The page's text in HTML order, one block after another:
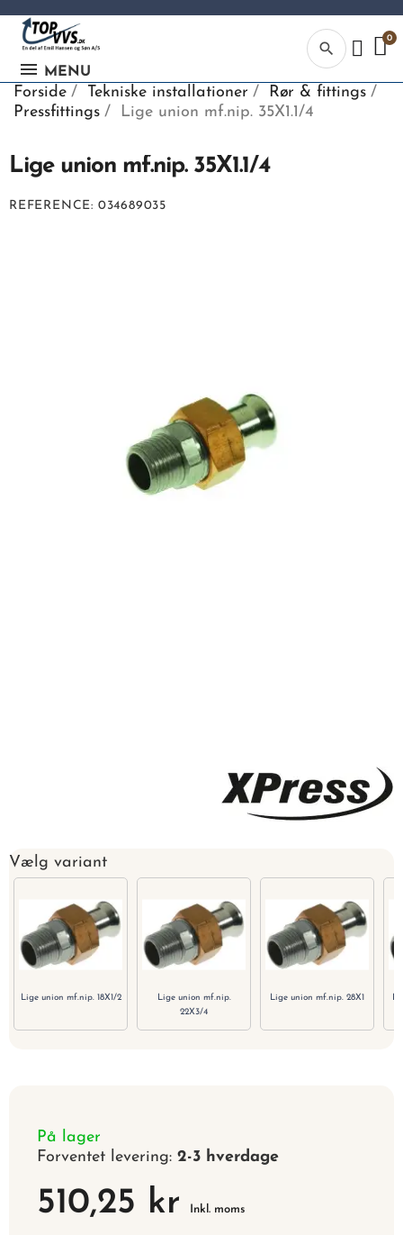
MENU
search
Forside Tekniske installationer
Rør & fittings
Pressfittings
Lige union mf.nip. 35X1.1/4
Lige union mf.nip. 35X1.1/4
REFERENCE 034689035
Vælg variant
Lige union mf.nip. 18X1/2
Lige union mf.nip.
22X3/4
Lige union mf.nip. 28X1
På lager
Forventet levering: 2-3 hverdage
510,25 kr Inkl. moms